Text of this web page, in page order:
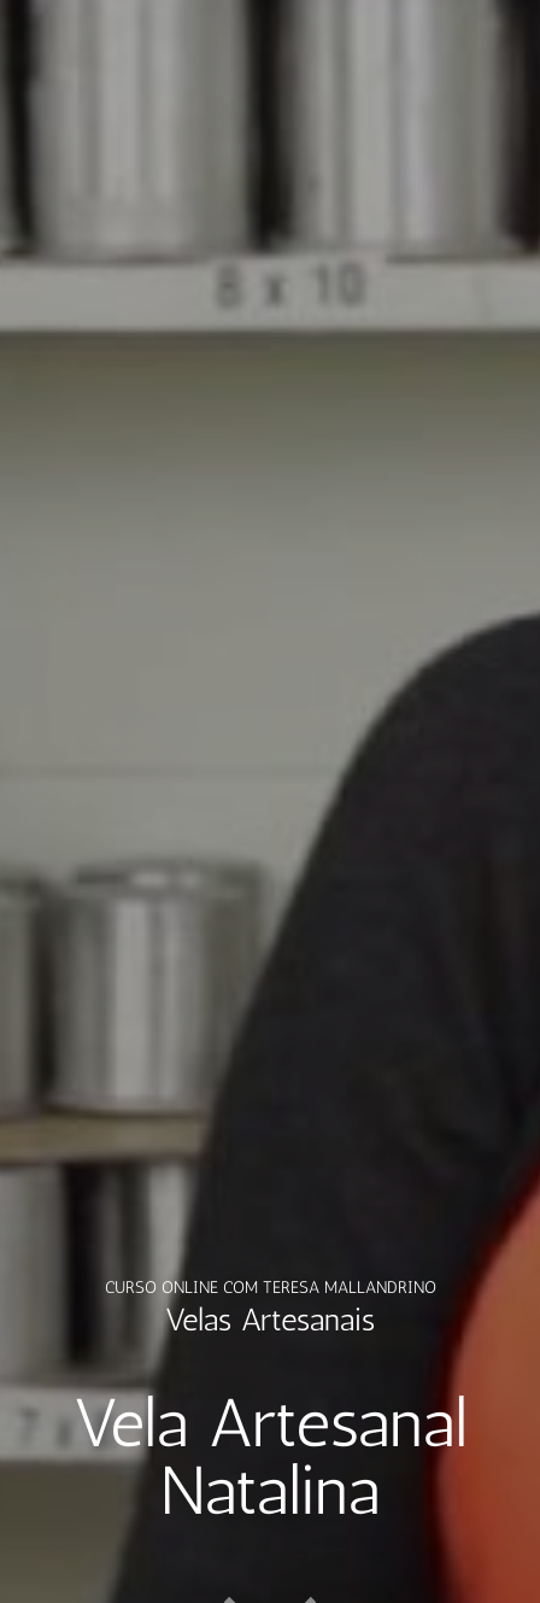
CURSO ONLINE COM TERESA MALLANDRINO
Velas Artesanais
Vela Artesanal
Natalina